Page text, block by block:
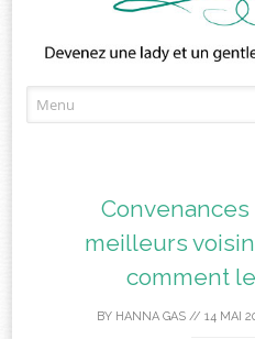
meilleurs
comment
BY HANNA GAS// 14 MAI